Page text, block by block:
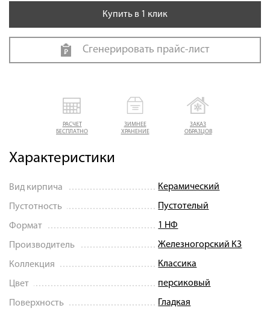
РАСЧЕТ
БЕСПЛАТНО
ЗИМНЕЕ
ХРАНЕНИЕ
ЗАКАЗ
ОБРАЗЦОВ
Характеристики
Вид кирпича Керамический
Пустотность Пустотелый
Формат 1 НФ
Производитель Железногорский КЗ
Коллекция Классика
Цвет персиковый
Поверхность Гладкая
Купить в 1 клик
Сгенерировать прайс-лист